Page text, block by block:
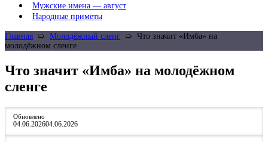
Мужские имена — август
Народные приметы
Главная ➯ Молодёжный сленг ➯ Что значит «Имба» на
молодёжном сленге
Что значит «Имба» на молодёжном
сленге
Обновлено
04.06.202604.06.2026